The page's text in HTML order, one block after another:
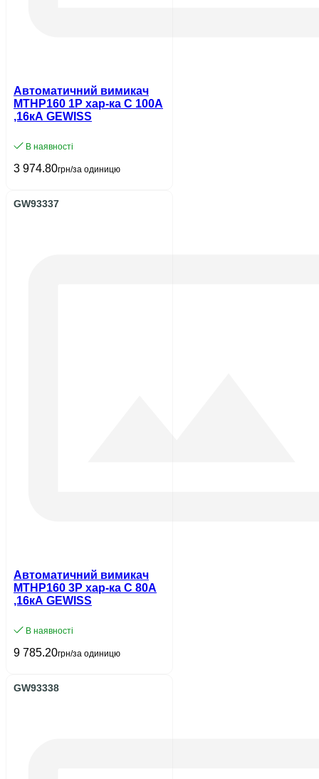
Автоматичний вимикач
MTHP160 1P хар-ка C 100А
,16кA GEWISS
В наявності
3 974.80грн/за одиницю
GW93337
Автоматичний вимикач
MTHP160 3P хар-ка C 80А
,16кA GEWISS
В наявності
9 785.20грн/за одиницю
GW93338